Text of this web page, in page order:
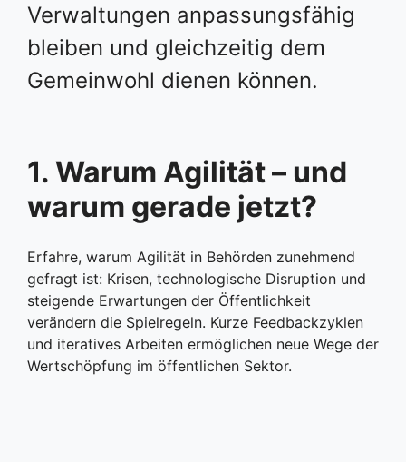
Verwaltungen anpassungsfähig
bleiben und gleichzeitig dem
Gemeinwohl dienen können.
1. Warum Agilität – und
warum gerade jetzt?
Erfahre, warum Agilität in Behörden zunehmend
gefragt ist: Krisen, technologische Disruption und
steigende Erwartungen der Öffentlichkeit
verändern die Spielregeln. Kurze Feedbackzyklen
und iteratives Arbeiten ermöglichen neue Wege der
Wertschöpfung im öffentlichen Sektor.